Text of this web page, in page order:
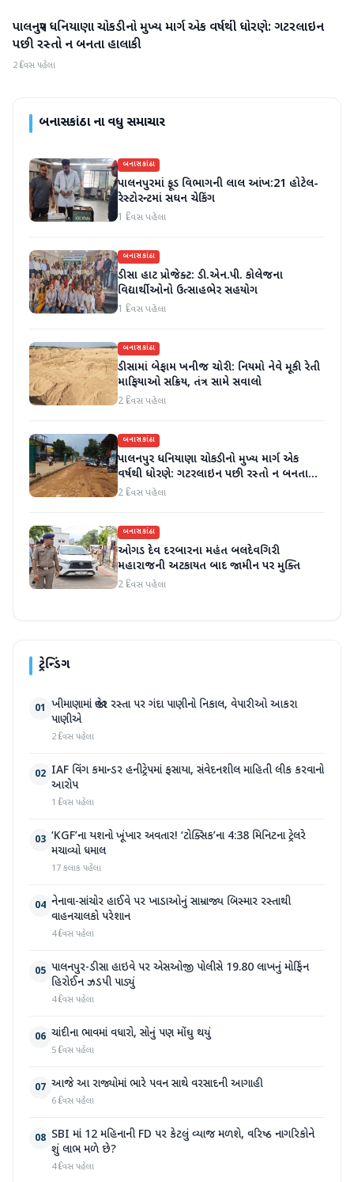
બનાસકાંઠા
પાલનપુર ધનિયાણા ચોકડીનો મુખ્ય માર્ગ એક વર્ષથી ધોરણે: ગટરલાઇન
પછી રસ્તો ન બનતા હાલાકી
2 દિવસ પહેલા
બનાસકાંઠાના વધુ સમાચાર
બનાસકાંઠા
પાલનપુરમાં ફૂડ વિભાગની લાલ આંખ:21 હોટેલ-
રેસ્ટોરન્ટમાં સઘન ચેકિંગ
1 દિવસ પહેલા
બનાસકાંઠા
ડીસા હાટ પ્રોજેક્ટ: ડી.એન.પી. કોલેજના
વિદ્યાર્થીઓનો ઉત્સાહભેર સહયોગ
1 દિવસ પહેલા
બનાસકાંઠા
ડીસામાં બેફામ ખનીજ ચોરી: નિયમો નેવે મૂકી રેતી
માફિયાઓ સક્રિય, તંત્ર સામે સવાલો
2 દિવસ પહેલા
બનાસકાંઠા
પાલનપુર ધનિયાણા ચોકડીનો મુખ્ય માર્ગ એક
વર્ષથી ધોરણે: ગટરલાઇન પછી રસ્તો ન બનતા
હાલાકી
2 દિવસ પહેલા
બનાસકાંઠા
ઓગડ દેવ દરબારના મહંત બલદેવગિરી
મહારાજની અટકાયત બાદ જામીન પર મુક્તિ
2 દિવસ પહેલા
ટ્રેન્ડિંગ
01 ખીમાણામાં જાહેર રસ્તા પર ગંદા પાણીનો નિકાલ, વેપારીઓ આકરા
પાણીએ
2 દિવસ પહેલા
02 IAF વિંગ કમાન્ડર હનીટ્રેપમાં ફસાયા, સંવેદનશીલ માહિતી લીક કરવાનો
આરોપ
1 દિવસ પહેલા
03 ‘KGF’ના યશનો ખૂંખાર અવતાર! ‘ટોક્સિક’ના 4:38 મિનિટના ટ્રેલરે
મચાવ્યો ધમાલ
17 કલાક પહેલા
04 નેનાવા-સાંચોર હાઈવે પર ખાડાઓનું સામ્રાજ્ય બિસ્માર રસ્તાથી
વાહનચાલકો પરેશાન
4 દિવસ પહેલા
05 પાલનપુર-ડીસા હાઇવે પર એસઓજી પોલીસે 19.80 લાખનું મોર્ફિન
હિરોઈન ઝડપી પાડ્યું
4 દિવસ પહેલા
06 ચાંદીના ભાવમાં વધારો, સોનું પણ મોંઘુ થયું
5 દિવસ પહેલા
07 આજે આ રાજ્યોમાં ભારે પવન સાથે વરસાદની આગાહી
6 દિવસ પહેલા
08 SBI માં 12 મહિનાની FD પર કેટલું વ્યાજ મળશે, વરિષ્ઠ નાગરિકોને
શું લાભ મળે છે?
4 દિવસ પહેલા